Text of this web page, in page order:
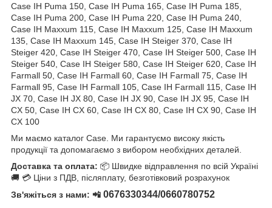
Case IH Puma 150, Case IH Puma 165, Case IH Puma 185,
Case IH Puma 200, Case IH Puma 220, Case IH Puma 240,
Case IH Maxxum 115, Case IH Maxxum 125, Case IH Maxxum
135, Case IH Maxxum 145, Case IH Steiger 370, Case IH
Steiger 420, Case IH Steiger 470, Case IH Steiger 500, Case IH
Steiger 540, Case IH Steiger 580, Case IH Steiger 620, Case IH
Farmall 50, Case IH Farmall 60, Case IH Farmall 75, Case IH
Farmall 95, Case IH Farmall 105, Case IH Farmall 115, Case IH
JX 70, Case IH JX 80, Case IH JX 90, Case IH JX 95, Case IH
CX 50, Case IH CX 60, Case IH CX 80, Case IH CX 90, Case IH
CX 100
Ми маємо каталог Case. Ми гарантуємо високу якість
продукції та допомагаємо з вибором необхідних деталей.
Доставка та оплата: 📦 Швидке відправлення по всій Україні
🚚 💳 Ціни з ПДВ, післяплату, безготівковий розрахунок
Зв'яжіться з нами: 📲 0676330344/0660780752